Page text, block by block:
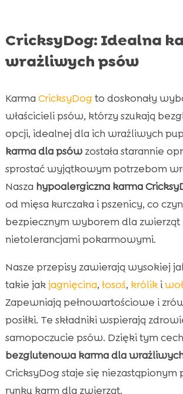
CricksyDog: Idealna
wrażliwych psów
Karma CricksyDogto doskonały
właścicieli psów, którzy szukają
opcji, idealnej dla ich wrażliwych
karma dla psówzostała starannie
sprostać wyjątkowym potrzebom
Nasza hypoalergiczna karma
od mięsa kurczaka i pszenicy, co
bezpiecznym wyborem dla zwierząt
nietolerancjami pokarmowymi.
Nasze przepisy zawierają wysokiej
takie jakjagnięcina, łosoś, króliki
Zapewniają pełnowartościowe i
posiłki. Te składniki wspierają
samopoczucie psów. Dzięki tym
bezglutenowa karma dla
CricksyDog staje się niezastąpionym
rynku karm dla zwierząt.